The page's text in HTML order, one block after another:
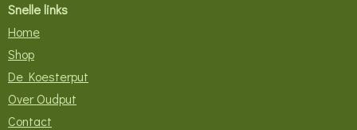
Snelle links
Home
Shop
De Koesterput
Over Oudput
Contact